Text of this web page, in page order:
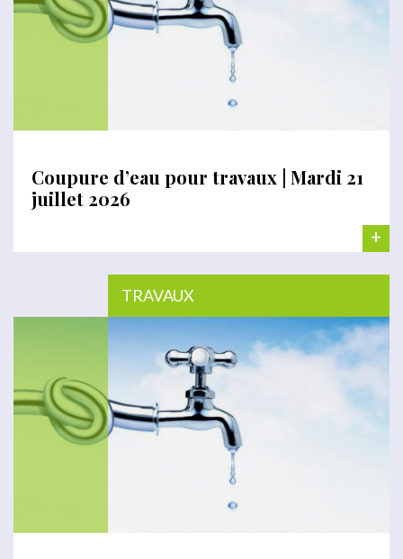
Coupure d’eau pour travaux | Mardi 21
juillet 2026
+
TRAVAUX